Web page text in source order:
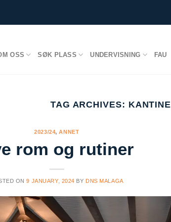
OSS SØK PLASS UNDERVISNING FAU
TAG ARCHIVES: KANTINE
2023/24,ANNET
rom og rutiner
ON9 JANUARY, 2024 BY DNS MALAGA